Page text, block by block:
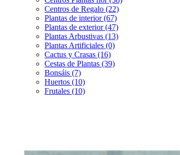
Centros de Regalo (22)
Plantas de interior (67)
Plantas de exterior (47)
Plantas Arbustivas (13)
Plantas Artificiales (0)
Cactus y Crasas (16)
Cestas de Plantas (39)
Bonsáis (7)
Huertos (10)
Frutales (10)